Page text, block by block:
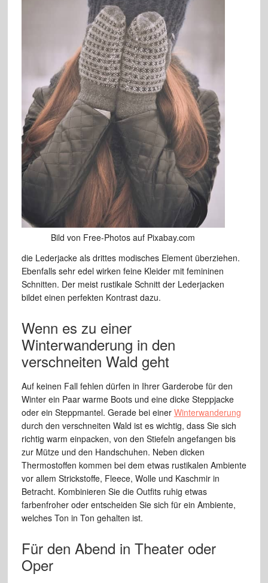
Bild von Free-Photos auf Pixabay.com
die Lederjacke als drittes modisches Element überziehen.
Ebenfalls sehr edel wirken feine Kleider mit femininen
Schnitten. Der meist rustikale Schnitt der Lederjacken
bildet einen perfekten Kontrast dazu.
Wenn es zu einer
Winterwanderung in den
verschneiten Wald geht
Auf keinen Fall fehlen dürfen in Ihrer Garderobe für den
Winter ein Paar warme Boots und eine dicke Steppjacke
oder ein Steppmantel. Gerade bei einer Winterwanderung
durch den verschneiten Wald ist es wichtig, dass Sie sich
richtig warm einpacken, von den Stiefeln angefangen bis
zur Mütze und den Handschuhen. Neben dicken
Thermostoffen kommen bei dem etwas rustikalen Ambiente
vor allem Strickstoffe, Fleece, Wolle und Kaschmir in
Betracht. Kombinieren Sie die Outfits ruhig etwas
farbenfroher oder entscheiden Sie sich für ein Ambiente,
welches Ton in Ton gehalten ist.
Für den Abend in Theater oder
Oper